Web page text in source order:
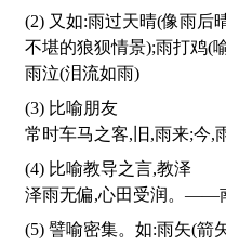
(2) 又如:雨过天晴(像雨后晴空般的蓝色);雨打梨花(喻指零乱
不堪的狼狈情景);雨打鸡(
雨泣(泪流如雨)
(3) 比喻朋友
常时车马之客,旧,雨来;今,
(4) 比喻教导之言,教泽
泽雨无偏,心田受润。——
(5) 譬喻密集。如:雨矢(箭矢像雨一样落下。比喻密集);雨注